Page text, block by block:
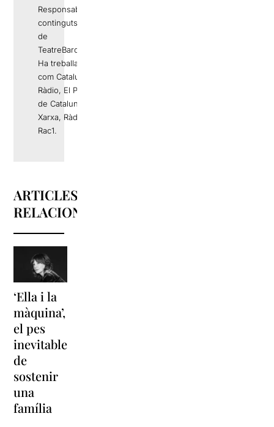
Responsable de
continguts editorials
de
TeatreBarcelona.com
Ha treballat a mitjans
com Catalunya
Ràdio, El Periódico
de Catalunya, La
Xarxa, Ràdio 4 o
Rac1.
ARTICLES
RELACIONATS
‘Ella i la
màquina’,
el pes
inevitable
de
sostenir
una
família